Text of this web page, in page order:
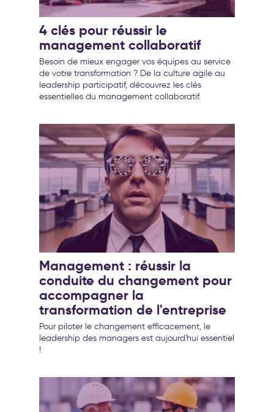
4 clés pour réussir le
management collaboratif
Besoin de mieux engager vos équipes au service
de votre transformation ? De la culture agile au
leadership participatif, découvrez les clés
essentielles du management collaboratif.
Management : réussir la
conduite du changement pour
accompagner la
transformation de l'entreprise
Pour piloter le changement efficacement, le
leadership des managers est aujourd'hui essentiel
!